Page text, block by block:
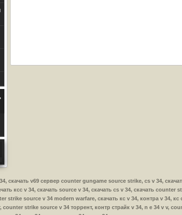
скачать v69 сервер counter gungame source strike, cs v 34,
ксс v 34, скачать source v 34, скачать cs v 34, скачать
strike source v 34 modern warfare, скачать кс v 34, контра v 34,
strike source v 34 торрент, контр страйк v 34, n e 34 v v,